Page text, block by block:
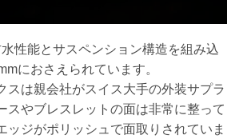
性能とサスペンション構造を組み込
におさえられています。
スは親会社がスイス大手の外装サプラ
スやブレスレットの面は非常に整って
ッジがポリッシュで面取りされていま